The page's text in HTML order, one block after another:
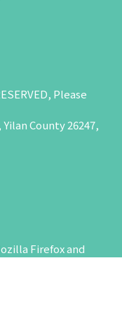
Please
County 26247,
Firefox and